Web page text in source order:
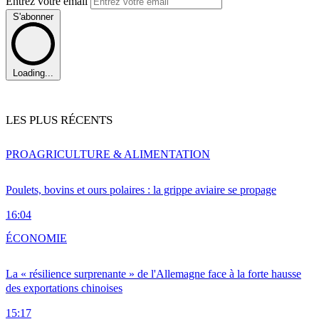
S'abonner
Loading...
LES PLUS RÉCENTS
Poulets, bovins et ours polaires : la grippe aviaire se propage
16:04
PROAGRICULTURE & ALIMENTATION
La « résilience surprenante » de l'Allemagne face à la forte hausse
des exportations chinoises
15:17
ÉCONOMIE